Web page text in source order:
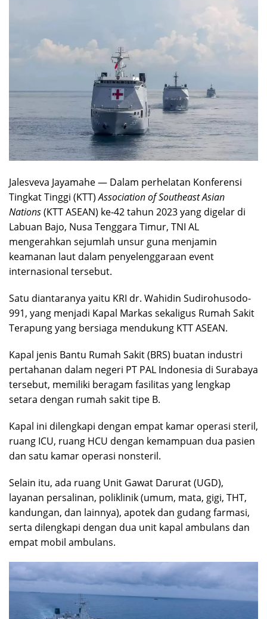
Jalesveva Jayamahe — Dalam perhelatan Konferensi
Tingkat Tinggi (KTT)Association of Southeast Asian
Nations(KTT ASEAN) ke-42 tahun 2023 yang digelar di
Labuan Bajo, Nusa Tenggara Timur, TNI AL
mengerahkan sejumlah unsur guna menjamin
keamanan laut dalam penyelenggaraan event
internasional tersebut.
Satu diantaranya yaitu KRI dr. Wahidin Sudirohusodo-
991, yang menjadi Kapal Markas sekaligus Rumah Sakit
Terapung yang bersiaga mendukung KTT ASEAN.
Kapal jenis Bantu Rumah Sakit (BRS) buatan industri
pertahanan dalam negeri PT PAL Indonesia di Surabaya
tersebut, memiliki beragam fasilitas yang lengkap
setara dengan rumah sakit tipe B.
Kapal ini dilengkapi dengan empat kamar operasi steril,
ruang ICU, ruang HCU dengan kemampuan dua pasien
dan satu kamar operasi nonsteril.
Selain itu, ada ruang Unit Gawat Darurat (UGD),
layanan persalinan, poliklinik (umum, mata, gigi, THT,
kandungan, dan lainnya), apotek dan gudang farmasi,
serta dilengkapi dengan dua unit kapal ambulans dan
empat mobil ambulans.